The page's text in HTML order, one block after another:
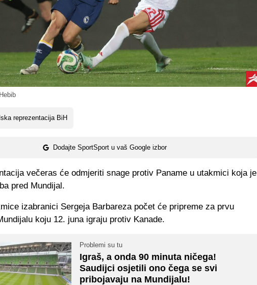
reprezentacija BiH
Dodajte SportSport u vaš Google izbor
večeras će odmjeriti snage protiv Paname u utakmici koja je
pred Mundijal.
izabranici Sergeja Barbareza počet će pripreme za prvu
koju 12. juna igraju protiv Kanade.
Problemi su tu
Igraš, a onda 90 minuta ničega!
Saudijci osjetili ono čega se svi
pribojavaju na Mundijalu!